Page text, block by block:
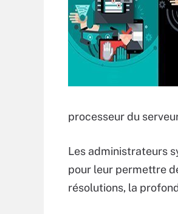
processeur du
Les administrateurs
pour leur permettre
résolutions, la